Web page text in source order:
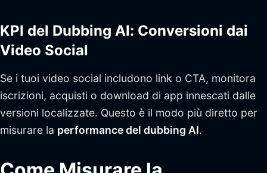
KPI del Dubbing AI: Conversioni dai
Video Social
Se i tuoi video social includono link o CTA, monitora
iscrizioni, acquisti o download di app innescati dalle
versioni localizzate. Questo è il modo più diretto per
misurare la performance del dubbing AI.